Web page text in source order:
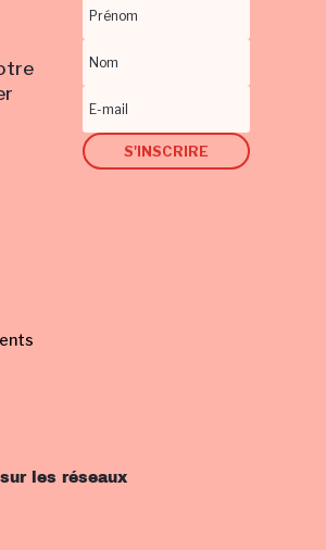
S'INSCRIRE
les réseaux